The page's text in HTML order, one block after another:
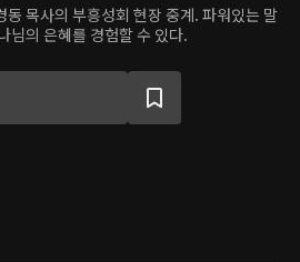
목사의 부흥성회 현장 중계. 파워있는 말
님의 은혜를 경험할 수 있다.